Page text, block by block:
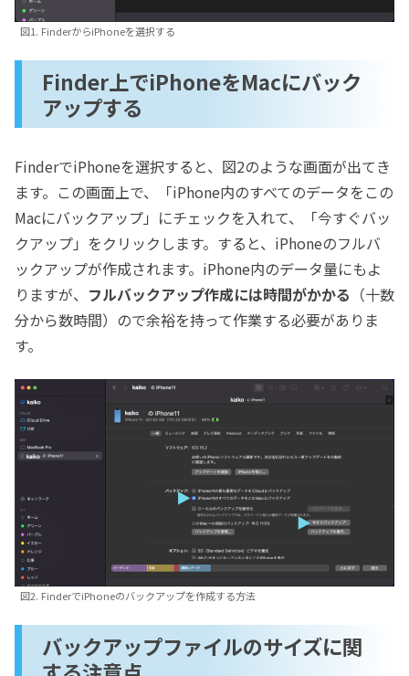
図1. FinderからiPhoneを選択する
Finder上でiPhoneをMacにバック
アップする
FinderでiPhoneを選択すると、図2のような画面が出てき
ます。この画面上で、「iPhone内のすべてのデータをこの
Macにバックアップ」にチェックを入れて、「今すぐバッ
クアップ」をクリックします。すると、iPhoneのフルバ
ックアップが作成されます。iPhone内のデータ量にもよ
りますが、 フルバックアップ作成には時間がかかる （十数
分から数時間）ので余裕を持って作業する必要がありま
す。
図2. FinderでiPhoneのバックアップを作成する方法
バックアップファイルのサイズに関